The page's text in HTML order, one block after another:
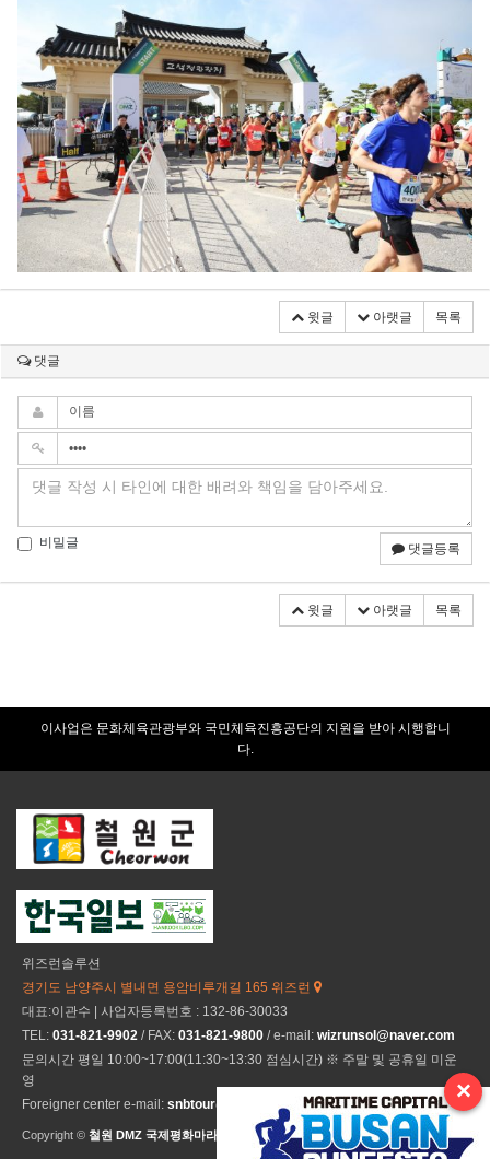
윗글 아랫글 목록
댓글
비밀글 댓글등록
윗글 아랫글 목록
이사업은 문화체육관광부와 국민체육진흥공단의 지원을 받아 시행합니
다.
위즈런솔루션
경기도 남양주시 별내면 용암비루개길 165 위즈런
대표:이관수 | 사업자등록번호 : 132-86-30033
TEL: 031-821-9902 / FAX: 031-821-9800 / e-mail: wizrunsol@naver.com
문의시간 평일 10:00~17:00(11:30~13:30 점심시간) ※ 주말 및 공휴일 미운
영
Foreigner center e-mail: snbtour@naver.com
Copyright © 철원 DMZ 국제평화마라톤 All Rights Reseved.
×